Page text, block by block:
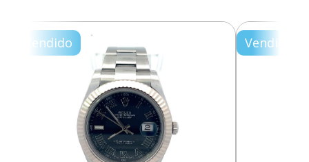
Vendido Vendido